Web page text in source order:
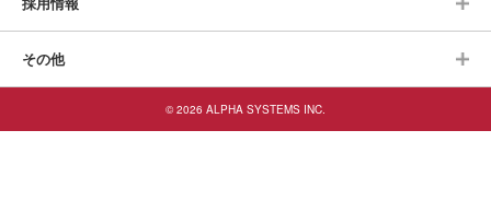
その他
© 2026 ALPHA SYSTEMS INC.